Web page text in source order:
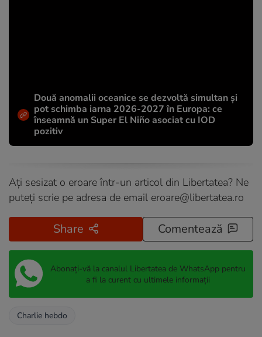
Două anomalii oceanice se dezvoltă simultan și
pot schimba iarna 2026-2027 în Europa: ce
înseamnă un Super El Niño asociat cu IOD
pozitiv
Ați sesizat o eroare într-un articol din Libertatea? Ne
puteți scrie pe adresa de email eroare@libertatea.ro
Share Comentează
Abonați-vă la canalul Libertatea de WhatsApp pentru
a fi la curent cu ultimele informații
Charlie hebdo